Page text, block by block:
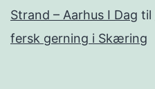
Strand – Aarhus I Dag til
fersk gerning i Skæring